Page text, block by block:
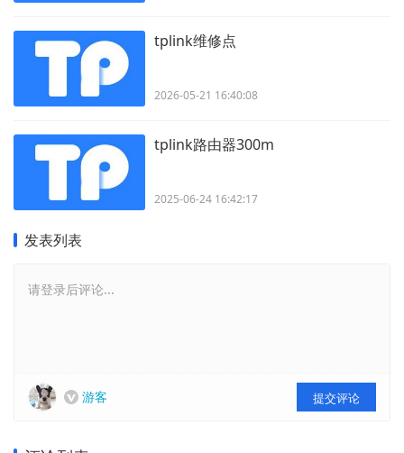
tplink维修点
2026-05-21 16:40:08
tplink路由器300m
2025-06-24 16:42:17
发表列表
请登录后评论...
游客 提交评论